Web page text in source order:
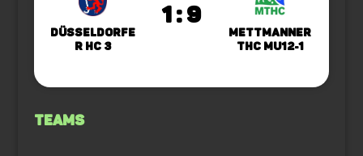
Düsseldorfe
r HC 3
1 : 9
Mettmanner
THC mU12-1
Teams